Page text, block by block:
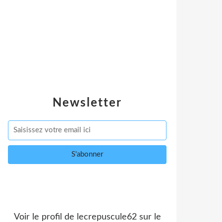
Newsletter
Voir le profil de lecrepuscule62sur le